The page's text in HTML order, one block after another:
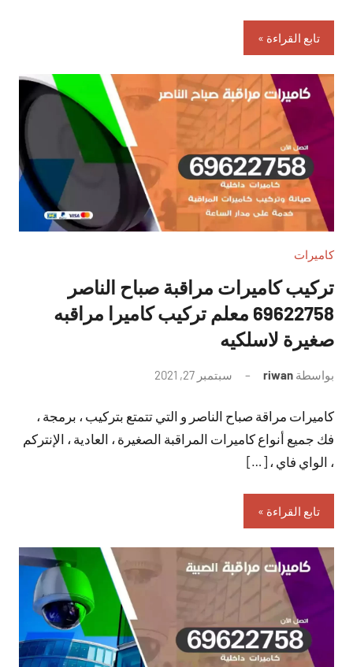
تابع القراءة
كاميرات
تركيب كاميرات مراقبة صباح الناصر
69622758 معلم تركيب كاميرا مراقبه
صغيرة لاسلكيه
بواسطة riwan سبتمبر 27, 2021
تعليقات
كاميرات مراقة صباح الناصر و التي تتمتع بتركيب ، برمجة ،
فك جميع أنواع كاميرات المراقبة الصغيرة ، العادية ، الإنتركم
، الواي فاي ، […]
تابع القراءة